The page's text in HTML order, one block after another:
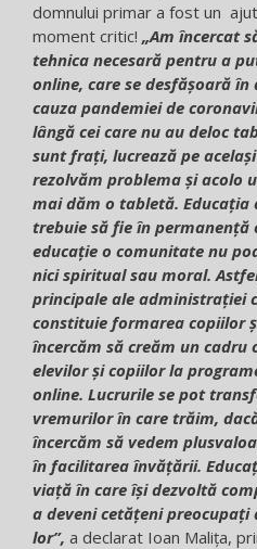
domnului primar a fost un
moment critic! „Am încercat
tehnica necesară pentru a
online, care se desfășoară
cauza pandemiei de
lângă cei care nu au deloc
sunt frați, lucrează pe
rezolvăm problema și acolo
mai dăm o tabletă. Educația
trebuie să fie în
educație o comunitate nu
nici spiritual sau moral.
principale ale administrației
constituie formarea copiilor
încercăm să creăm un cadru
elevilor și copiilor la
online. Lucrurile se pot
vremurilor în care trăim,
încercăm să vedem
în facilitarea învățării.
viață în care își dezvoltă
a deveni cetățeni
lor”, a declarat Ioan Malița,